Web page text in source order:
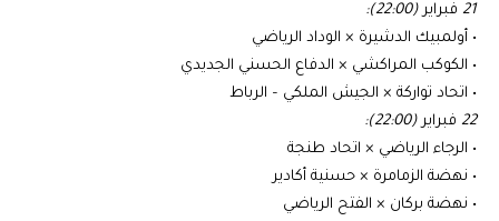
21 فبراير (22:00):
• أولمبيك الدشيرة × الوداد الرياضي
• الكوكب المراكشي × الدفاع الحسني الجديدي
• اتحاد تواركة × الجيش الملكي – الرباط
22 فبراير (22:00):
• الرجاء الرياضي × اتحاد طنجة
• نهضة الزمامرة × حسنية أكادير
• نهضة بركان × الفتح الرياضي